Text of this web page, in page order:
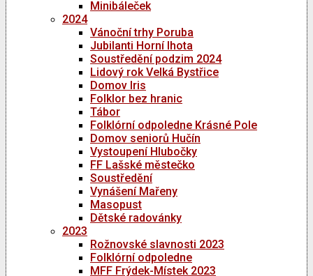
Minibáleček
2024
Vánoční trhy Poruba
Jubilanti Horní lhota
Soustředění podzim 2024
Lidový rok Velká Bystřice
Domov Iris
Folklor bez hranic
Tábor
Folklórní odpoledne Krásné Pole
Domov seniorů Hučín
Vystoupení Hlubočky
FF Lašské městečko
Soustředění
Vynášení Mařeny
Masopust
Dětské radovánky
2023
Rožnovské slavnosti 2023
Folklórní odpoledne
MFF Frýdek-Místek 2023